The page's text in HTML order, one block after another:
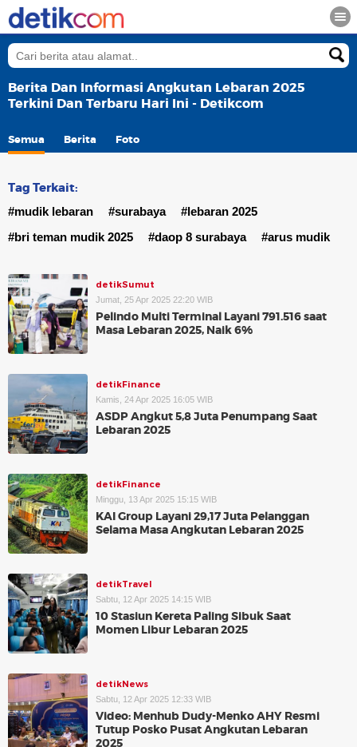
Berita Dan Informasi Angkutan Lebaran 2025
Terkini Dan Terbaru Hari Ini - Detikcom
Semua Berita Foto
Tag Terkait:
#mudik lebaran #surabaya
#lebaran 2025
#bri teman mudik 2025
#daop 8 surabaya #arus mudik
detikSumut
Jumat, 25 Apr 2025 22:20 WIB
Pelindo Multi Terminal Layani 791.516 saat
Masa Lebaran 2025, Naik 6%
detikFinance
Kamis, 24 Apr 2025 16:05 WIB
ASDP Angkut 5,8 Juta Penumpang Saat
Lebaran 2025
detikFinance
Minggu, 13 Apr 2025 15:15 WIB
KAI Group Layani 29,17 Juta Pelanggan
Selama Masa Angkutan Lebaran 2025
detikTravel
Sabtu, 12 Apr 2025 14:15 WIB
10 Stasiun Kereta Paling Sibuk Saat
Momen Libur Lebaran 2025
detikNews
Sabtu, 12 Apr 2025 12:33 WIB
Video: Menhub Dudy-Menko AHY Resmi
Tutup Posko Pusat Angkutan Lebaran
2025